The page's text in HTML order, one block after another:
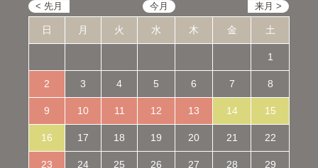
日 月 火 水 木 金 土
1
2 3 4 5 6 7 8
9 10 11 12 13 14 15
16 17 18 19 20 21 22
23 24 25 26 27 28 29